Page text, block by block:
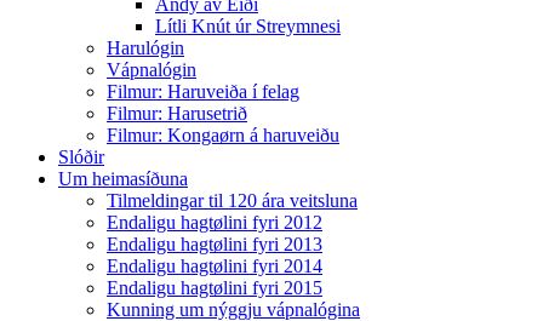
Andy av Eiði
Lítli Knút úr Streymnesi
Harulógin
Vápnalógin
Filmur: Haruveiða í felag
Filmur: Harusetrið
Filmur: Kongaørn á haruveiðu
Slóðir
Um heimasíðuna
Tilmeldingar til 120 ára veitsluna
Endaligu hagtølini fyri 2012
Endaligu hagtølini fyri 2013
Endaligu hagtølini fyri 2014
Endaligu hagtølini fyri 2015
Kunning um nýggju vápnalógina